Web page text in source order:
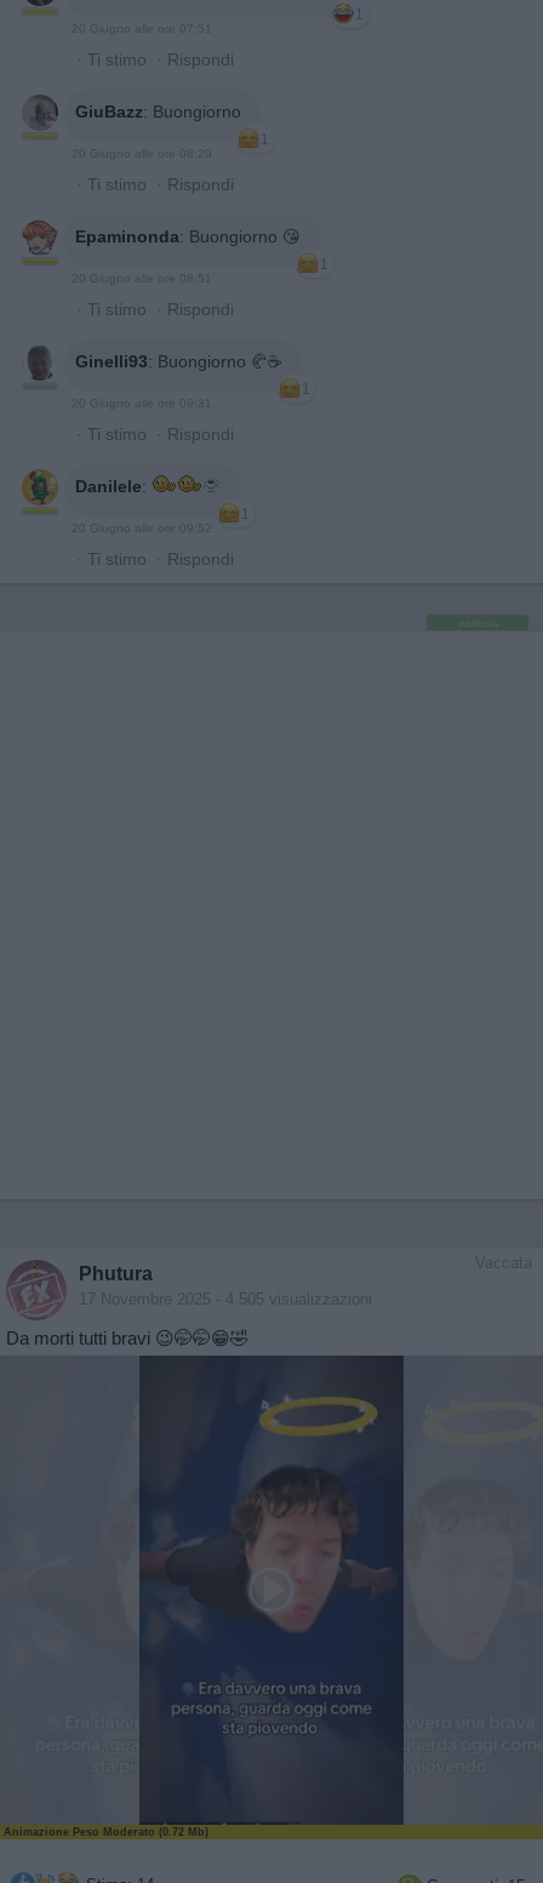
1
20 Giugno alle ore 07:51
· Ti stimo · Rispondi
GiuBazz: Buongiorno
1
20 Giugno alle ore 08:29
· Ti stimo · Rispondi
Epaminonda: Buongiorno 😘
1
20 Giugno alle ore 08:51
· Ti stimo · Rispondi
Ginelli93: Buongiorno 🥐☕️
1
20 Giugno alle ore 09:31
· Ti stimo · Rispondi
Danilele:
1
20 Giugno alle ore 09:52
· Ti stimo · Rispondi
pubblicità
Vaccata
Phutura
17 Novembre 2025 - 4.505 visualizzazioni
Da morti tutti bravi 😉🤭🤭😁🤣
Animazione Peso Moderato (0.72 Mb)